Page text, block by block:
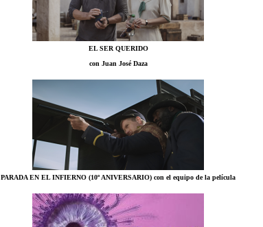
EL SER QUERIDO
con Juan José Daza
PARADA EN EL INFIERNO (10º ANIVERSARIO) con el equipo de la película